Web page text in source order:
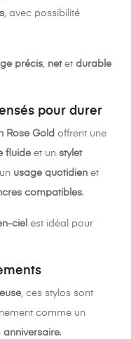
, avec possibilité
précis, netet durable
pour durer
Rose Gold offrent une
fluideet un stylet
usage quotidien et
compatibles.
ciel est idéal pour
, ces stylos sont
comme un
anniversaire.